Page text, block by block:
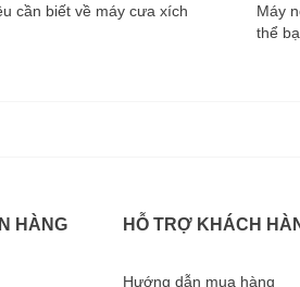
cần biết về máy cưa xích
Máy
thể
HÀNG HỖ TRỢ KHÁCH
Hướng dẫn mua hàng